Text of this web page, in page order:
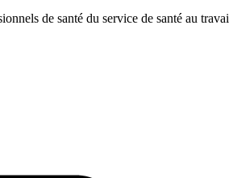
de santé du service de santé au